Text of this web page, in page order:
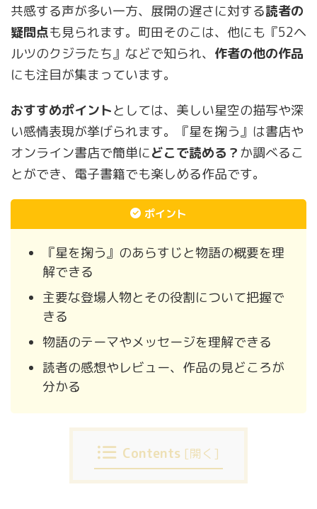
共感する声が多い一方、展開の遅さに対する読者の
疑問点も見られます。町田そのこは、他にも『52ヘ
ルツのクジラたち』などで知られ、 作者の他の作品
にも注目が集まっています。
おすすめポイントとしては、美しい星空の描写や深
い感情表現が挙げられます。『星を掬う』は書店や
オンライン書店で簡単にどこで読める？ か調べるこ
とができ、電子書籍でも楽しめる作品です。
ポイント
『星を掬う』のあらすじと物語の概要を理
解できる
主要な登場人物とその役割について把握で
きる
物語のテーマやメッセージを理解できる
読者の感想やレビュー、作品の見どころが
分かる
Contents [開く ]